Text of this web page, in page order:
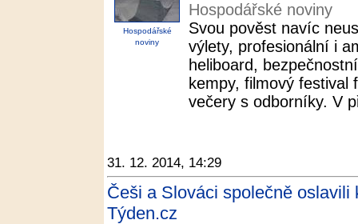
Hospodářské
noviny
Hospodářské noviny
Svou pověst navíc
výlety, profesionální i
heliboard,
kempy, filmový festival
večery s odborníky. V
31. 12. 2014, 14:29
Češi a Slováci společně
Týden.cz